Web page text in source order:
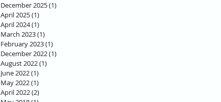
December 2025(1)
April 2025(1)
April 2024(1)
March 2023(1)
February 2023(1)
December 2022(1)
August 2022(1)
June 2022(1)
May 2022(1)
April 2022(2)